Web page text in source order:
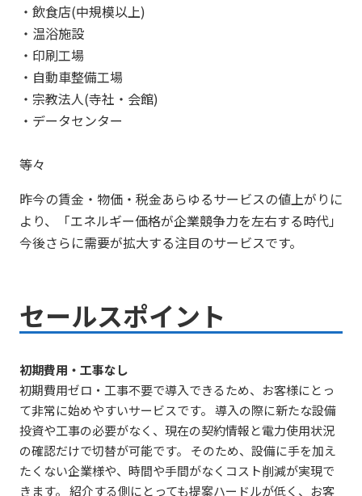
・飲食店(中規模以上)
・温浴施設
・印刷工場
・自動車整備工場
・宗教法人(寺社・会館)
・データセンター
等々
昨今の賃金・物価・税金あらゆるサービスの値上がりに
より、「エネルギー価格が企業競争力を左右する時代」
今後さらに需要が拡大する注目のサービスです。
セールスポイント
初期費用・工事なし
初期費用ゼロ・工事不要で導入できるため、お客様にとっ
て非常に始めやすいサービスです。 導入の際に新たな設備
投資や工事の必要がなく、現在の契約情報と電力使用状況
の確認だけで切替が可能です。 そのため、設備に手を加え
たくない企業様や、時間や手間がなくコスト削減が実現で
きます。 紹介する側にとっても提案ハードルが低く、お客